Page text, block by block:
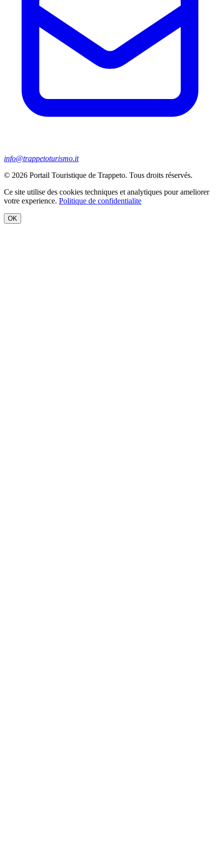
info@trappetoturismo.it
© 2026 Portail Touristique de Trappeto. Tous droits réservés.
Ce site utilise des cookies techniques et analytiques pour ameliorer
votre experience. Politique de confidentialite
OK